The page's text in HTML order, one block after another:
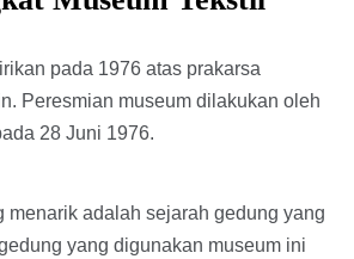
pada 1976 atas prakarsa
Peresmian museum dilakukan oleh
28 Juni 1976.
menarik adalah sejarah gedung yang
yang digunakan museum ini